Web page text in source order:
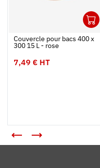
Ouvrir
Couvercle pour bacs 400 x
300 15 L - rose
7,49 € HT